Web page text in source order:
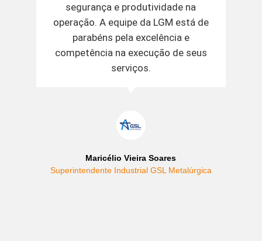
segurança e produtividade na
operação. A equipe da LGM está de
parabéns pela excelência e
competência na execução de seus
serviços.
Maricélio Vieira Soares
Superintendente Industrial GSL Metalúrgica